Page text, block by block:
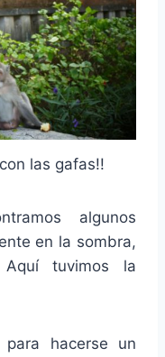
las gafas!!
algunos
en la sombra,
tuvimos la
hacerse un